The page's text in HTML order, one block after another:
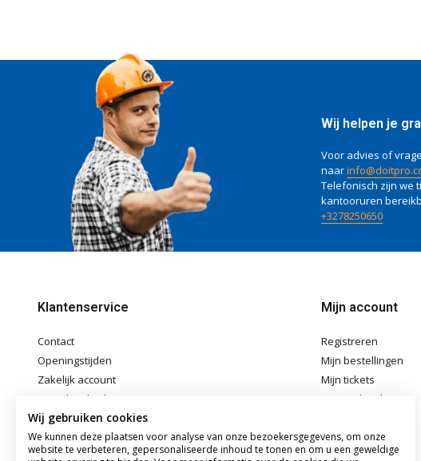
Wij helpen je
Voor advies of
naar
Telefonisch zijn we
kantooruren
+3278250650
Klantenservice
Contact
Openingstijden
Zakelijk account
Betaalmethoden
Verzenden & Afhalen
Algemene voorwaarden
Disclaimer
Mijn account
Registreren
Mijn bestellingen
Mijn tickets
Mijn verlanglijst
Wij gebruiken cookies
We kunnen deze plaatsen voor analyse van onze bezoekersgegevens, om onze
website te verbeteren, gepersonaliseerde inhoud te tonen en om u een geweldige